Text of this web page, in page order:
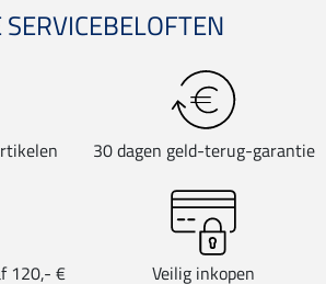
30 dagen geld-terug-garantie
120,- € Veilig inkopen